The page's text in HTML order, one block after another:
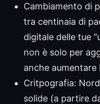
Cambiamento di
tra centinaia di
digitale delle tue
non è solo per
anche aumentare
Critpografia:
solide (a partire